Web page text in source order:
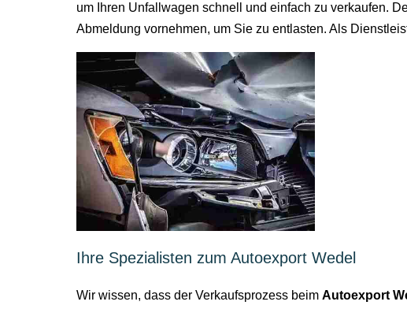
um Ihren Unfallwagen schnell und einfach zu verkaufen.
Abmeldung vornehmen, um Sie zu entlasten. Als
Ihre Spezialisten zum Autoexport Wedel
Wir wissen, dass der Verkaufsprozess beim Autoexport